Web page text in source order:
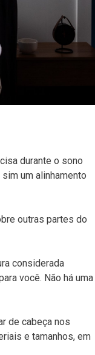
durante o sono
um alinhamento
outras partes do
considerada
você. Não há uma
de cabeça nos
e tamanhos, em